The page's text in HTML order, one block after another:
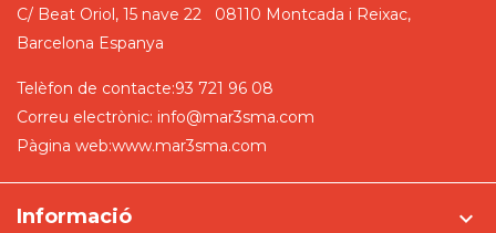
C/ Beat Oriol, 15 nave 22
08110 Montcada i Reixac,
Barcelona Espanya
Telèfon de contacte:93 721 96 08
Correu electrònic: info@mar3sma.com
Pàgina web:www.mar3sma.com
Informació 